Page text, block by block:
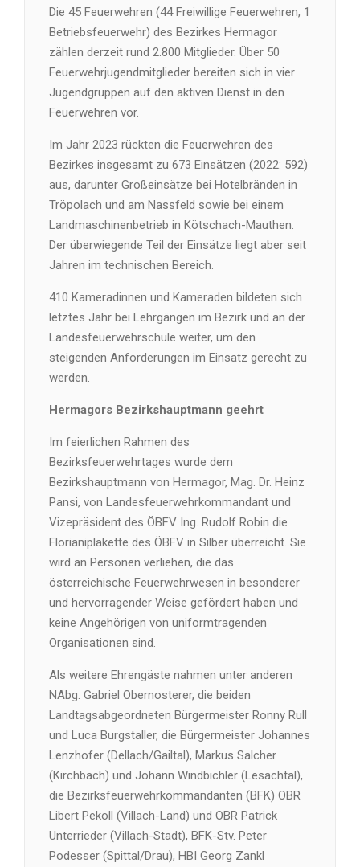
Die 45 Feuerwehren (44 Freiwillige Feuerwehren, 1
Betriebsfeuerwehr) des Bezirkes Hermagor
zählen derzeit rund 2.800 Mitglieder. Über 50
Feuerwehrjugendmitglieder bereiten sich in vier
Jugendgruppen auf den aktiven Dienst in den
Feuerwehren vor.
Im Jahr 2023 rückten die Feuerwehren des
Bezirkes insgesamt zu 673 Einsätzen (2022: 592)
aus, darunter Großeinsätze bei Hotelbränden in
Tröpolach und am Nassfeld sowie bei einem
Landmaschinenbetrieb in Kötschach-Mauthen.
Der überwiegende Teil der Einsätze liegt aber seit
Jahren im technischen Bereich.
410 Kameradinnen und Kameraden bildeten sich
letztes Jahr bei Lehrgängen im Bezirk und an der
Landesfeuerwehrschule weiter, um den
steigenden Anforderungen im Einsatz gerecht zu
werden.
Hermagors Bezirkshauptmann geehrt
Im feierlichen Rahmen des
Bezirksfeuerwehrtages wurde dem
Bezirkshauptmann von Hermagor, Mag. Dr. Heinz
Pansi, von Landesfeuerwehrkommandant und
Vizepräsident des ÖBFV Ing. Rudolf Robin die
Florianiplakette des ÖBFV in Silber überreicht. Sie
wird an Personen verliehen, die das
österreichische Feuerwehrwesen in besonderer
und hervorragender Weise gefördert haben und
keine Angehörigen von uniformtragenden
Organisationen sind.
Als weitere Ehrengäste nahmen unter anderen
NAbg. Gabriel Obernosterer, die beiden
Landtagsabgeordneten Bürgermeister Ronny Rull
und Luca Burgstaller, die Bürgermeister Johannes
Lenzhofer (Dellach/Gailtal), Markus Salcher
(Kirchbach) und Johann Windbichler (Lesachtal),
die Bezirksfeuerwehrkommandanten (BFK) OBR
Libert Pekoll (Villach-Land) und OBR Patrick
Unterrieder (Villach-Stadt), BFK-Stv. Peter
Podesser (Spittal/Drau), HBI Georg Zankl